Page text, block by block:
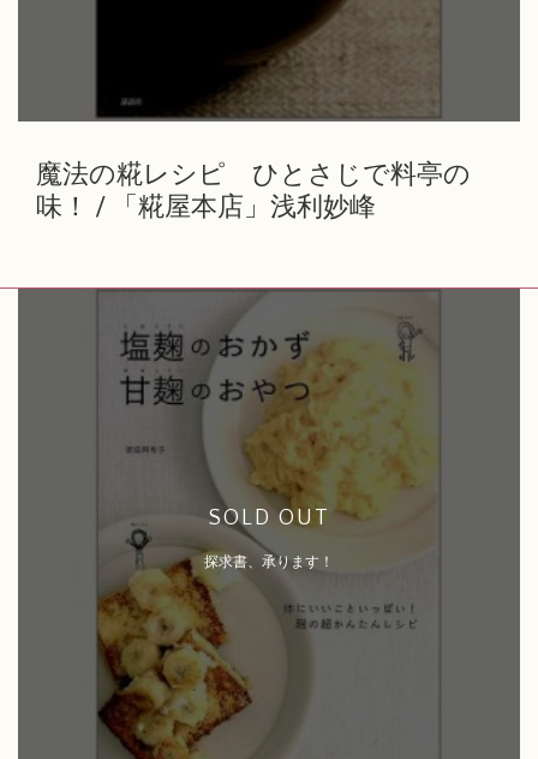
魔法の糀レシピ ひとさじで料亭の
味！ / 「糀屋本店」浅利妙峰
SOLD OUT
探求書、承ります！